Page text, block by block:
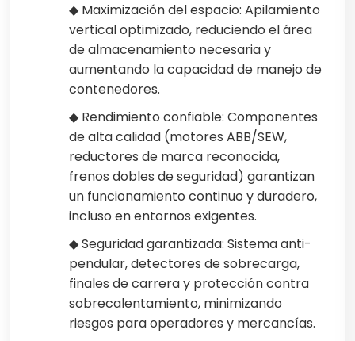
◆ Maximización del espacio: Apilamiento
vertical optimizado, reduciendo el área
de almacenamiento necesaria y
aumentando la capacidad de manejo de
contenedores.
◆ Rendimiento confiable: Componentes
de alta calidad (motores ABB/SEW,
reductores de marca reconocida,
frenos dobles de seguridad) garantizan
un funcionamiento continuo y duradero,
incluso en entornos exigentes.
◆ Seguridad garantizada: Sistema anti-
pendular, detectores de sobrecarga,
finales de carrera y protección contra
sobrecalentamiento, minimizando
riesgos para operadores y mercancías.